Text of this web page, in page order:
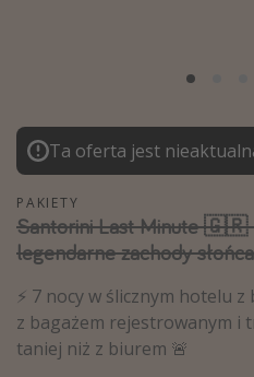
Noclegi z prywatnym
Weekend dla dwojga
City Break
Hotele SPA i wellness
Wyjazd na narty
Wyjazdy na Majówkę
Ta oferta jest
PAKIETY
Santorini Last Minute 🇬🇷
legendarne zachody
⚡️ 7 nocy w ślicznym hotelu
z bagażem rejestrowanym i
taniej niż z biurem 🚨